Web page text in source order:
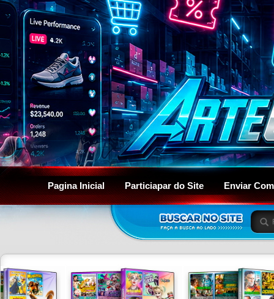
Pagina Inicial Particiapar do Site Enviar